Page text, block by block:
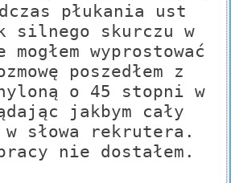
płukania ust
silnego skurczu w
wyprostować
poszedłem z
o 45 stopni w
jakbym cały
słowa rekrutera.
nie dostałem.